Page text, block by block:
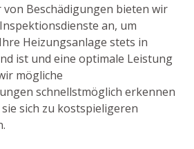
Beschädigungen bieten wir
an, um
Heizungsanlage stets in
ist und eine optimale Leistung
mögliche
schnellstmöglich erkennen
sich zu kostspieligeren